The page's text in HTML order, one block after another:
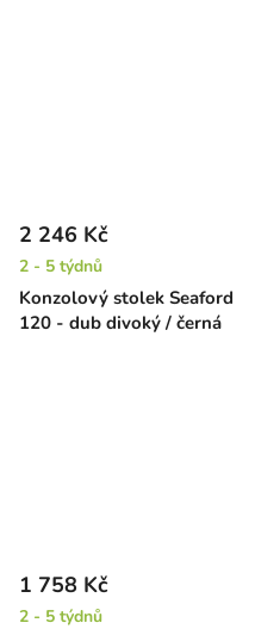
Konzolový stolek Seaford
120 - dub divoký / černá
2 246 Kč
2 - 5 týdnů
1 758 Kč
2 - 5 týdnů